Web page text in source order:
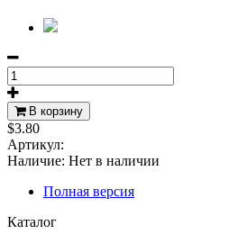
В корзину
$3.80
Артикул:
Наличие: Нет в наличии
Полная версия
Каталог